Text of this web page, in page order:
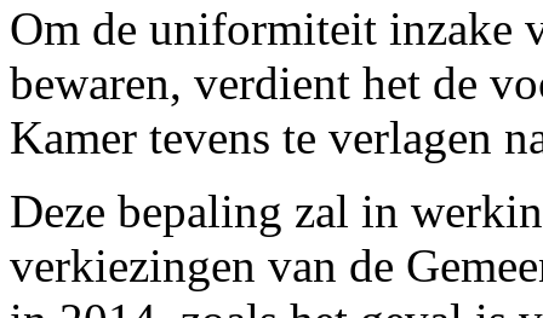
Om de uniformiteit inzake
bewaren, verdient het de
Kamer tevens te verlagen
Deze bepaling zal in
verkiezingen van de